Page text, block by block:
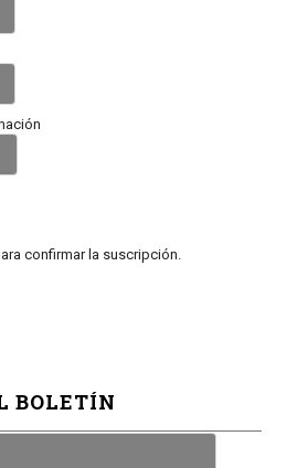
confirmar la suscripción.
BOLETÍN